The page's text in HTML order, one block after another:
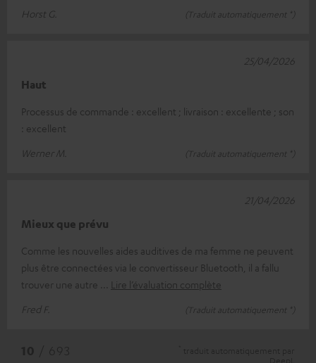
Horst G.
(Traduit automatiquement *)
Haut
Processus de commande : excellent ; livraison : excellente ; son
: excellent
Werner M.
(Traduit automatiquement *)
25/04/2026
Mieux que prévu
Comme les nouvelles aides auditives de ma femme ne peuvent
plus être connectées via le convertisseur Bluetooth, il a fallu
trouver une autre
Lire l’évaluation complète
Fred F.
(Traduit automatiquement *)
21/04/2026